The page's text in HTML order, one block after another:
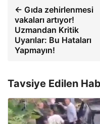
← Gıda zehirlenmesi
vakaları artıyor!
Uzmandan Kritik
Uyarılar: Bu Hataları
Yapmayın!
Tavsiye Edilen